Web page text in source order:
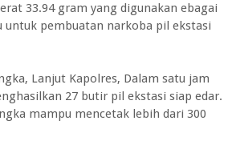
33.94 gram yang digunakan ebagai
untuk pembuatan narkoba pil ekstasi
Lanjut Kapolres, Dalam satu jam
27 butir pil ekstasi siap edar.
mampu mencetak lebih dari 300